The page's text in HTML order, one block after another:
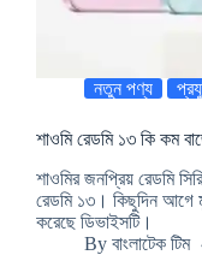
নতুন পণ্য
শাওমি রেডমি ১৩ কি কম
শাওমির জনপ্রিয় রেডমি
রেডমি ১৩। কিছুদিন আগে
করেছে ডিভাইসটি।
By বাংলাটেক টিম